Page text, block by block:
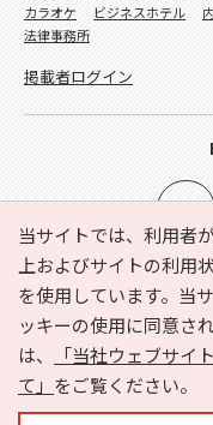
当サイトでは、利用者
上およびサイトの利用
を使用しています。当
ッキーの使用に同意さ
は、
「当社ウェブサイ
て」 をご覧ください。
e-NAVITA（イーナビタ
利用規約
個人情
サイトマップ
カラオケ
ビジネスホテル
法律事務所
掲載者ログイン